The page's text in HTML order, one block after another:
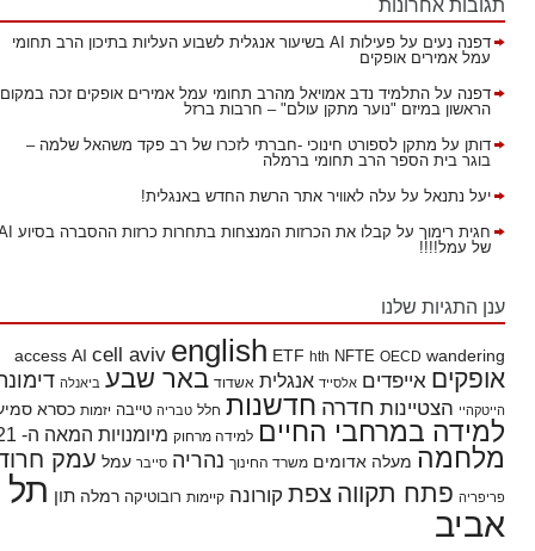
דפנה נעיםעל
פעילות AI בשיעור אנגלית לשבוע העליות בתיכון הרב תחומי
עמל אמירים אופקים
דפנהעלהתלמיד נדב אמויאל מהרב תחומי עמל אמירים אופקים זכה במקום
הראשון במיזם "נוער מתקן עולם" – חרבות ברזל
דותןעלמתקן לספורט חינוכי -חברתי לזכרו של רב פקד משהאל שלמה –
בוגר בית הספר הרב תחומי ברמלה
יעל נתנאלעלעלה לאוויר אתר הרשת החדש באנגלית!
חגית רימוךעל
קבלו את הכרזות המנצחות בתחרות כרזות ההסברה בסיוע AI
של עמל!!!!
ענן התגיות שלנו
access AI cell aviv english ETF hth NFTE OECD wandering
אופקים אייפדים אלסייד אנגלית אשדוד באר שבע ביאנלה דימונה
הייטקהיי הצטיינות חדרה חדשנות חלל טבריה טייבה יזמות כסרא סמיע
למידה במרחבי החיים למידה מרחוק מיומנויות המאה ה- 21
מלחמה מעלה אדומים משרד החינוך נהריה סייבר עמל עמק חרוד
פריפריה פתח תקווה צפת קורונה קיימות רובוטיקה רמלה תון
תל
אביב